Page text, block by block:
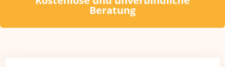
Beratung